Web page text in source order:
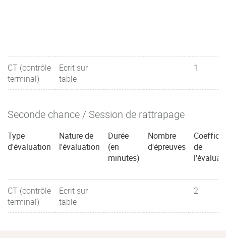
CT (contrôle
terminal)
Ecrit sur
table
1
Seconde chance / Session de rattrapage
Type
d'évaluation
Nature de
l'évaluation
Durée
(en
minutes)
Nombre
d'épreuves
de
CT (contrôle
terminal)
Ecrit sur
table
2